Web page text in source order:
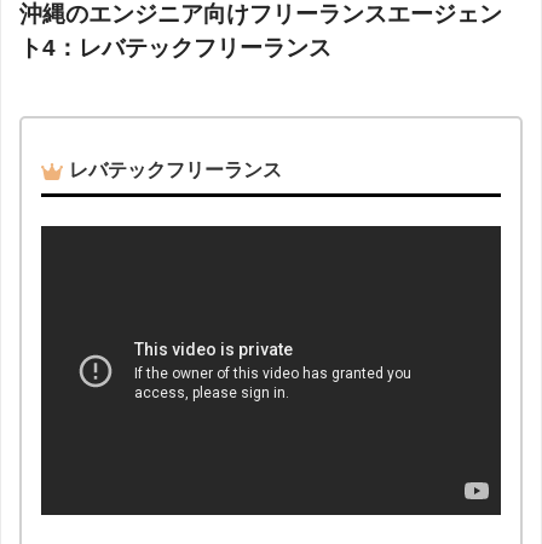
沖縄のエンジニア向けフリーランスエージェン
ト4：レバテックフリーランス
レバテックフリーランス